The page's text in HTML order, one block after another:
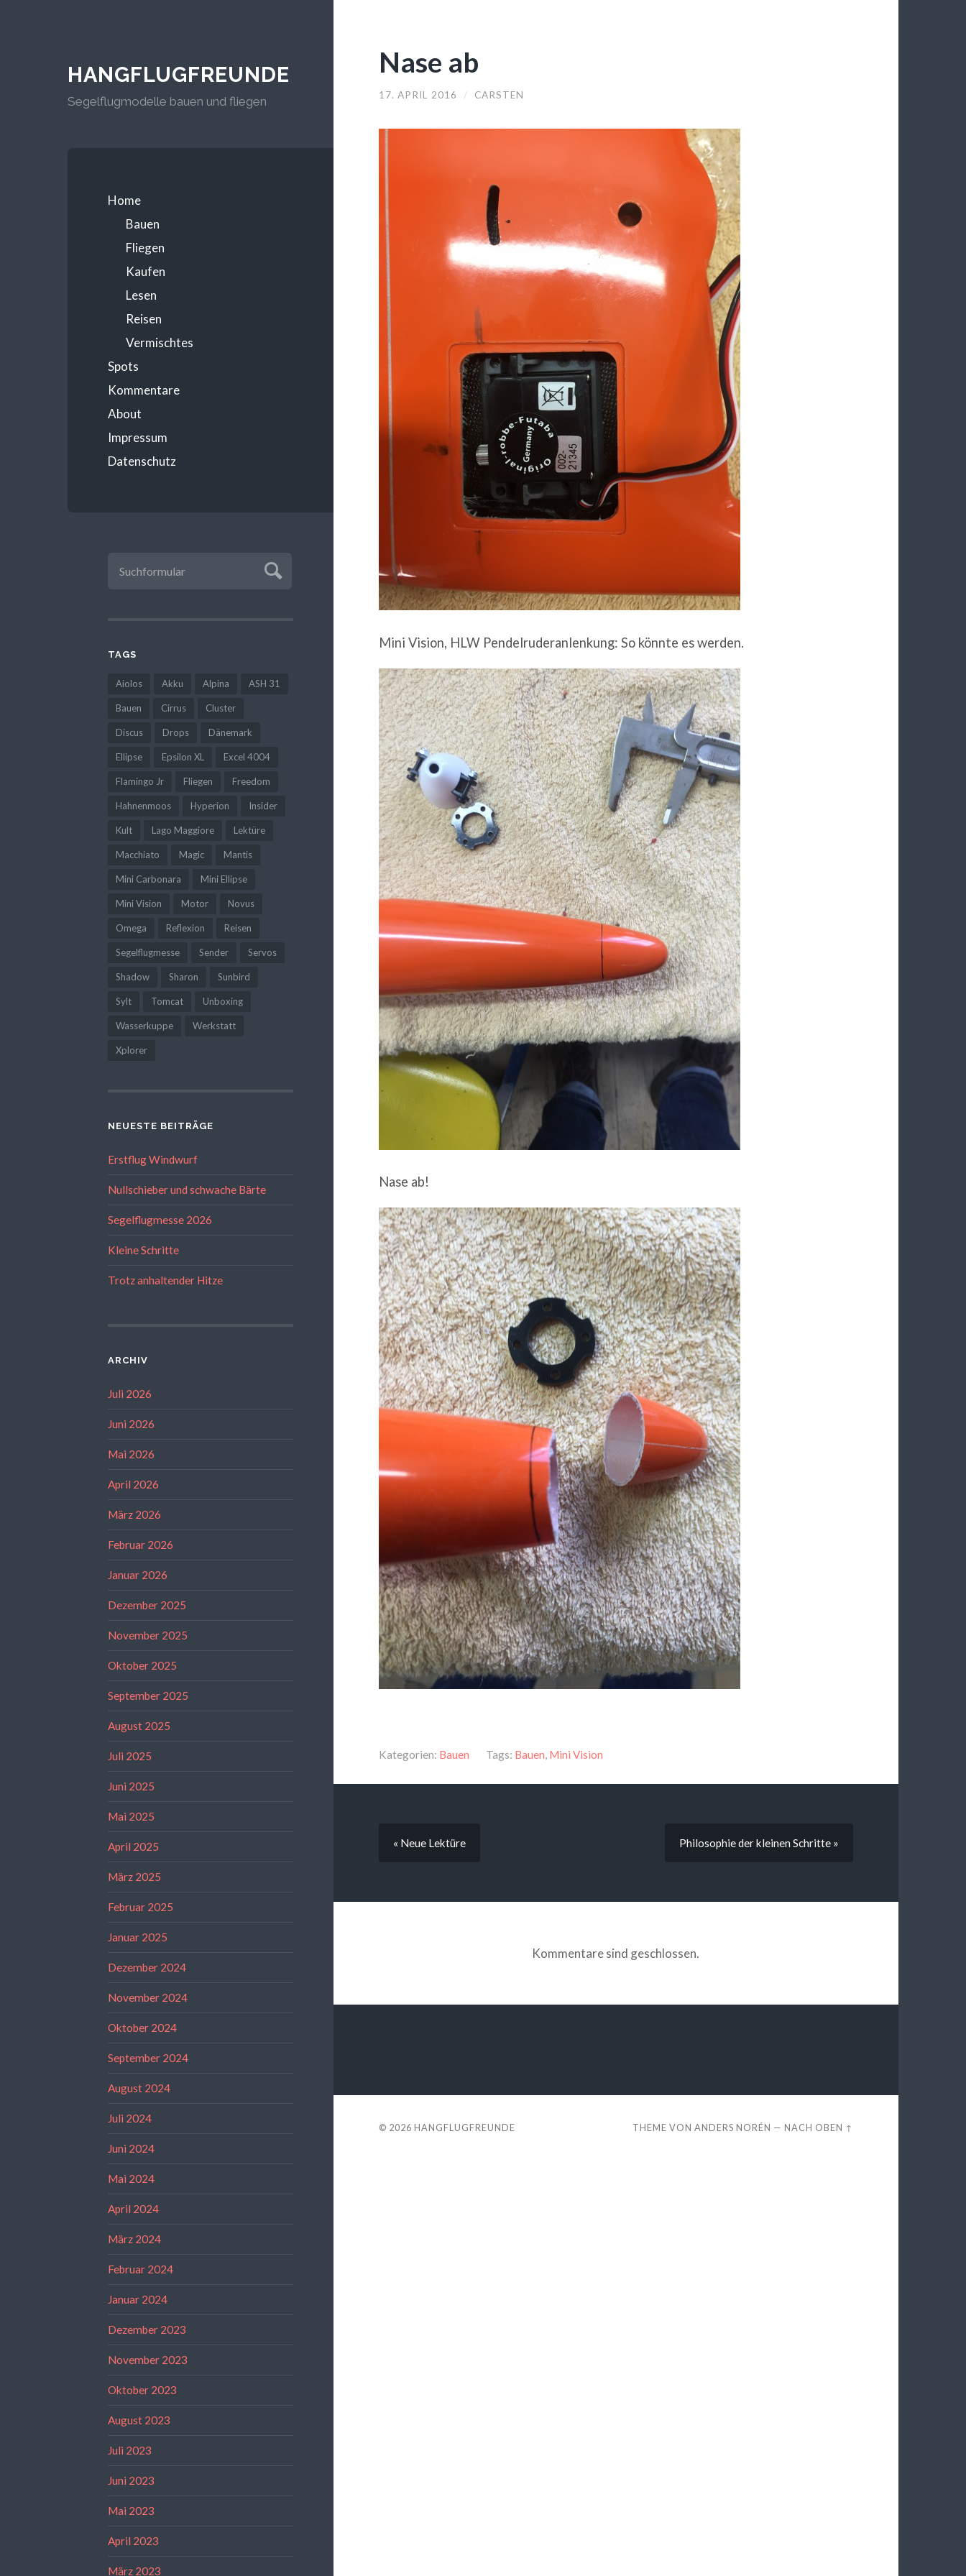
HANGFLUGFREUNDE
Segelflugmodelle bauen und fliegen
Home
Bauen
Fliegen
Kaufen
Lesen
Reisen
Vermischtes
Spots
Kommentare
About
Impressum
Datenschutz
TAGS
Aiolos Akku Alpina ASH 31
Bauen Cirrus Cluster
Discus Drops Dänemark
Ellipse Epsilon XL Excel 4004
Flamingo Jr Fliegen Freedom
Hahnenmoos Hyperion Insider
Kult Lago Maggiore Lektüre
Macchiato Magic Mantis
Mini Carbonara Mini Ellipse
Mini Vision Motor Novus
Omega Reflexion Reisen
Segelflugmesse Sender Servos
Shadow Sharon Sunbird
Sylt Tomcat Unboxing
Wasserkuppe Werkstatt
Xplorer
NEUESTE BEITRÄGE
Erstflug Windwurf
Nullschieber und schwache Bärte
Segelflugmesse 2026
Kleine Schritte
Trotz anhaltender Hitze
ARCHIV
Juli 2026
Juni 2026
Mai 2026
April 2026
März 2026
Februar 2026
Januar 2026
Dezember 2025
November 2025
Oktober 2025
September 2025
August 2025
Juli 2025
Juni 2025
Mai 2025
April 2025
März 2025
Februar 2025
Januar 2025
Dezember 2024
November 2024
Oktober 2024
September 2024
August 2024
Juli 2024
Juni 2024
Mai 2024
April 2024
März 2024
Februar 2024
Januar 2024
Dezember 2023
November 2023
Oktober 2023
August 2023
Juli 2023
Juni 2023
Mai 2023
April 2023
März 2023
Nase ab
17. APRIL 2016 / CARSTEN
Mini Vision, HLW Pendelruderanlenkung: So könnte es werden.
Nase ab!
Kategorien: Bauen Tags: Bauen, Mini Vision
« Neue Lektüre Philosophie der kleinen Schritte »
Kommentare sind geschlossen.
© 2026 HANGFLUGFREUNDE THEME VONANDERS NORÉN —NACH OBEN ↑